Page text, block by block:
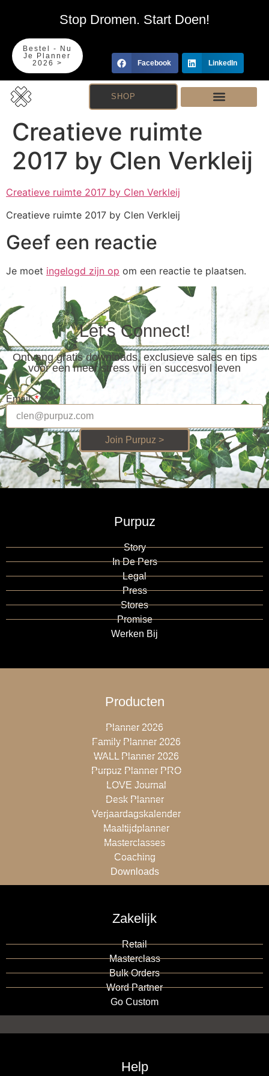
Stop Dromen. Start Doen!
Bestel - Nu
Je Planner
2026 >
Facebook LinkedIn
SHOP
Creatieve ruimte
2017 by Clen Verkleij
Creatieve ruimte 2017 by Clen Verkleij
Creatieve ruimte 2017 by Clen Verkleij
Geef een reactie
Je moet ingelogd zijn op om een reactie te plaatsen.
Let's Connect!
Ontvang gratis downloads, exclusieve sales en tips
voor een meer stress vrij en succesvol leven
Email
Join Purpuz >
Purpuz
Story
In De Pers
Legal
Press
Stores
Promise
Werken Bij
Producten
Planner 2026
Family Planner 2026
WALL Planner 2026
Purpuz Planner PRO
LOVE Journal
Desk Planner
Verjaardagskalender
Maaltijdplanner
Masterclasses
Coaching
Downloads
Zakelijk
Retail
Masterclass
Bulk Orders
Word Partner
Go Custom
Help